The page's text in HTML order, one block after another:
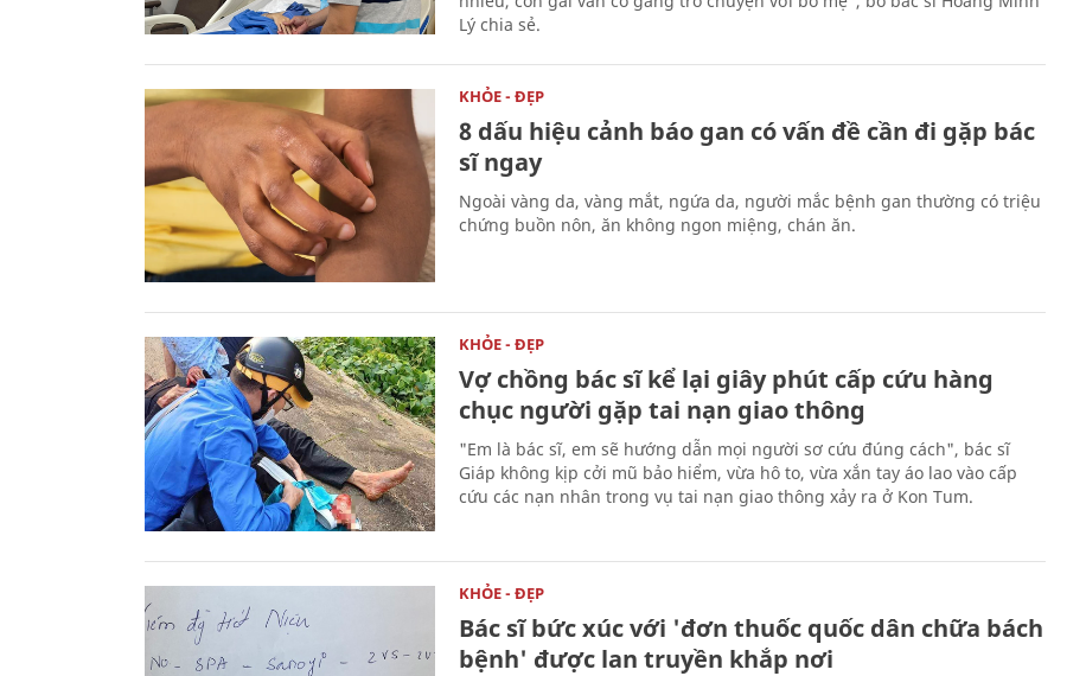
Lý chia sẻ.
KHỎE - ĐẸP
8 dấu hiệu cảnh báo gan có vấn đề cần đi gặp bác
sĩ ngay
Ngoài vàng da, vàng mắt, ngứa da, người mắc bệnh gan thường có triệu
chứng buồn nôn, ăn không ngon miệng, chán ăn.
KHỎE - ĐẸP
Vợ chồng bác sĩ kể lại giây phút cấp cứu hàng
chục người gặp tai nạn giao thông
"Em là bác sĩ, em sẽ hướng dẫn mọi người sơ cứu đúng cách", bác sĩ
Giáp không kịp cởi mũ bảo hiểm, vừa hô to, vừa xắn tay áo lao vào cấp
cứu các nạn nhân trong vụ tai nạn giao thông xảy ra ở Kon Tum.
KHỎE - ĐẸP
Bác sĩ bức xúc với 'đơn thuốc quốc dân chữa bách
bệnh' được lan truyền khắp nơi